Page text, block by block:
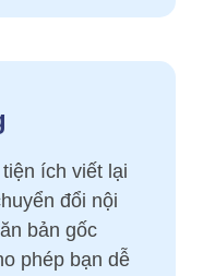
ích viết lại
đổi nội
bản gốc
phép bạn dễ